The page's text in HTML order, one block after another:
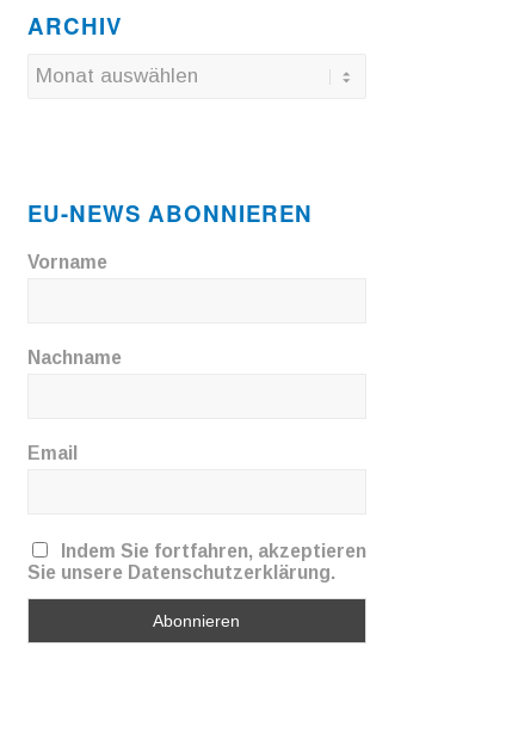
ARCHIV
EU-NEWS ABONNIEREN
Vorname
Nachname
Email
Indem Sie fortfahren, akzeptieren
Sie unsere Datenschutzerklärung.